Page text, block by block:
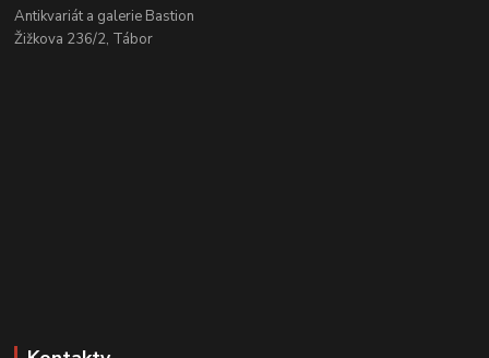
Antikvariát a galerie Bastion
Žižkova 236/2, Tábor